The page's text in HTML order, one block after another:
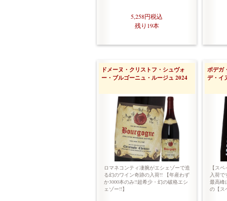
5,258円税込
残り19本
ドメーヌ・クリストフ・シュヴォ
ー・ブルゴーニュ・ルージュ 2024
ロマネコンティ凄腕がエシェゾーで造
る幻のワイン奇跡の入荷!! 【年産わず
か3000本のみ!!超希少・幻の破格エシ
ェゾー!!】
ボデガ
デ・イ
【ス
入荷で
最高峰
の【ス